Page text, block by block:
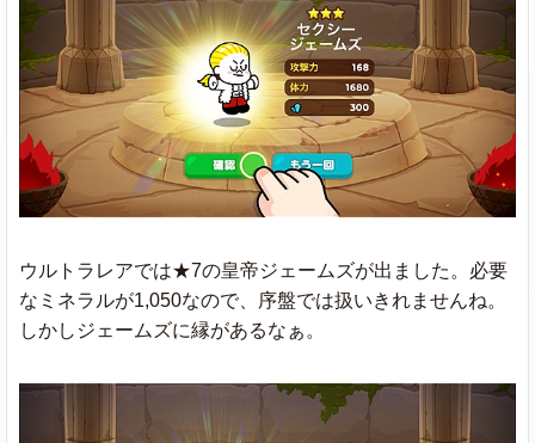
ウルトラレアでは★7の皇帝ジェームズが出ました。必要
なミネラルが1,050なので、序盤では扱いきれませんね。
しかしジェームズに縁があるなぁ。